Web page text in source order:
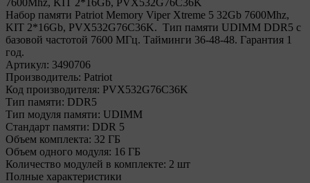
7600Mhz, KIT 2*16Gb, PVX532G76C36K
Набор памяти Patriot Memory Viper Xtreme 5 32Gb 7600Mhz,
KIT 2*16Gb, PVX532G76C36K. Тип памяти UDIMM DDR5 с
базовой частотой 7600 МГц. Тайминги 36-48-48. Гарантия 1
год.
Артикул: 3490706
Производитель: Patriot
Код производителя: PVX532G76C36K
Тип памяти: DDR5
Тип модуля памяти: UDIMM
Стандарт памяти: DDR 5
Объем комплекта: 32 ГБ
Объем одного модуля: 16 ГБ
Количество модулей в комплекте: 2 шт
Полные характеристики